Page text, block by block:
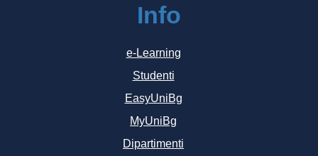
Info
e-Learning
Studenti
EasyUniBg
MyUniBg
Dipartimenti